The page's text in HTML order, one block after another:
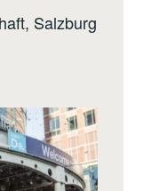
Salzburg